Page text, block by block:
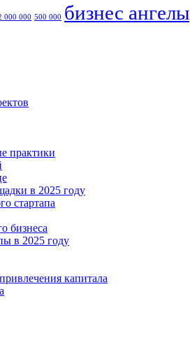
000 000 500 000 бизнес ангелы
практики
в 2025 году
стартапа
бизнеса
в 2025 году
капитала